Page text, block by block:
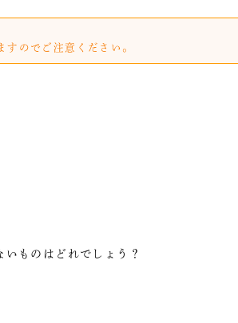
のでご注意ください。
ものはどれでしょう？